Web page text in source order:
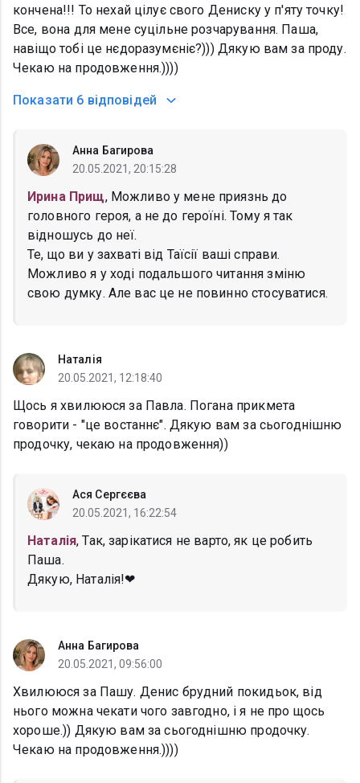
кончена!!! То нехай цілує свого Дениску у п'яту точку!
Все, вона для мене суцільне розчарування. Паша,
навіщо тобі це нєдоразумєніє?))) Дякую вам за проду.
Чекаю на продовження.))))
Показати 6 відповідей
Анна Багирова
20.05.2021, 20:15:28
Ирина Прищ, Можливо у мене приязнь до
головного героя, а не до героїні. Тому я так
відношусь до неї.
Те, що ви у захваті від Таїсії ваші справи.
Можливо я у ході подальшого читання зміню
свою думку. Але вас це не повинно стосуватися.
Наталія
20.05.2021, 12:18:40
Щось я хвилююся за Павла. Погана прикмета
говорити - "це востаннє". Дякую вам за сьогоднішню
продочку, чекаю на продовження))
Ася Сергєєва
20.05.2021, 16:22:54
Наталія, Так, зарікатися не варто, як це робить
Паша.
Дякую, Наталія!❤
Анна Багирова
20.05.2021, 09:56:00
Хвилююся за Пашу. Денис брудний покидьок, від
нього можна чекати чого завгодно, і я не про щось
хороше.)) Дякую вам за сьогоднішню продочку.
Чекаю на продовження.))))